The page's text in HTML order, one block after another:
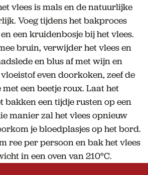
vlees is mals en de natuurlijke
Voeg tijdens het bakproces
een kruidenbosje bij het vlees.
bruin, verwijder het vlees en
en blus af met wijn en
even doorkoken, zeef de
een beetje roux. Laat het
bakken een tijdje rusten op een
manier zal het vlees opnieuw
je bloedplasjes op het bord.
ree per persoon en bak het vlees
in een oven van 210°C.